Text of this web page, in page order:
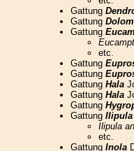
Gattung
Gattung
Gattung
etc.
Gattung
Gattung
Gattung Hala
Gattung Hala
Gattung
Gattung Ilipula
Ilipula
etc.
Gattung Inola